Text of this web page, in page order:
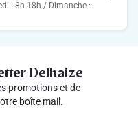
: 8h-18h / Dimanche :
Delhaize
promotions et de
boîte mail.